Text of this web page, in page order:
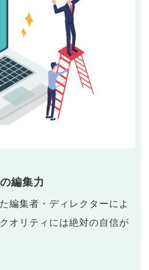
編集力
編集者・ディレクターによ
オリティには絶対の自信が